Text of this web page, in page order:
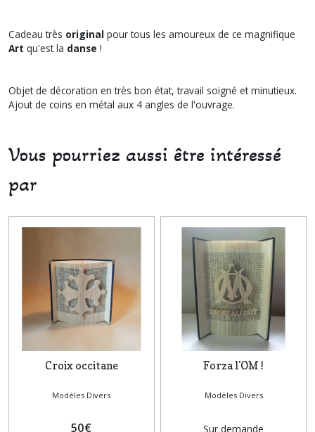
Cadeau très original pour tous les amoureux de ce magnifique
Art qu'est la danse !
Objet de décoration en très bon état, travail soigné et minutieux.
Ajout de coins en métal aux 4 angles de l'ouvrage.
Vous pourriez aussi être intéressé
par
Croix occitane
Modèles Divers
50€
Forza l'OM !
Modèles Divers
Sur demande